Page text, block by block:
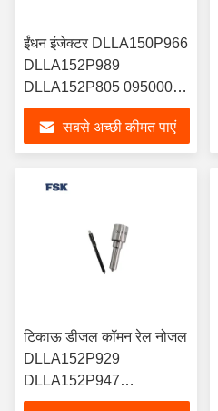
ईंधन इंजेक्टर DLLA150P966
DLLA152P989
DLLA152P805 095000-
7430 के लिए टिकाऊ
सबसे अच्छी कीमत पाएं
टिकाऊ डीजल कॉमन रेल नोजल
DLLA152P929
DLLA152P947
DLLA152P980 इंजेक्टर